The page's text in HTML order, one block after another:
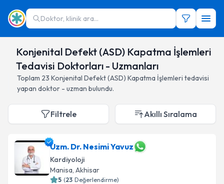
Doktor, klinik ara...
Konjenital Defekt (ASD) Kapatma İşlemleri
Tedavisi Doktorları - Uzmanları
Toplam 23 Konjenital Defekt (ASD) Kapatma İşlemleri tedavisi
yapan doktor - uzman bulundu.
Filtrele Akıllı Sıralama
Uzm. Dr. Nesimi Yavuz
Kardiyoloji
Manisa, Akhisar
5 (23 Değerlendirme)